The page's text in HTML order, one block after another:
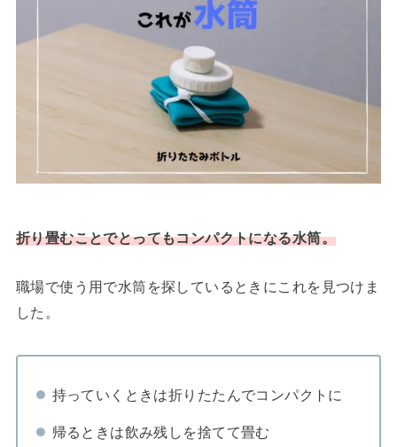
折り畳むことでとってもコンパクトになる水筒。
職場で使う用で水筒を探しているときにこれを見つけま
した。
持っていくときは折りたたんでコンパクトに
帰るときは飲み残しを捨てて畳む